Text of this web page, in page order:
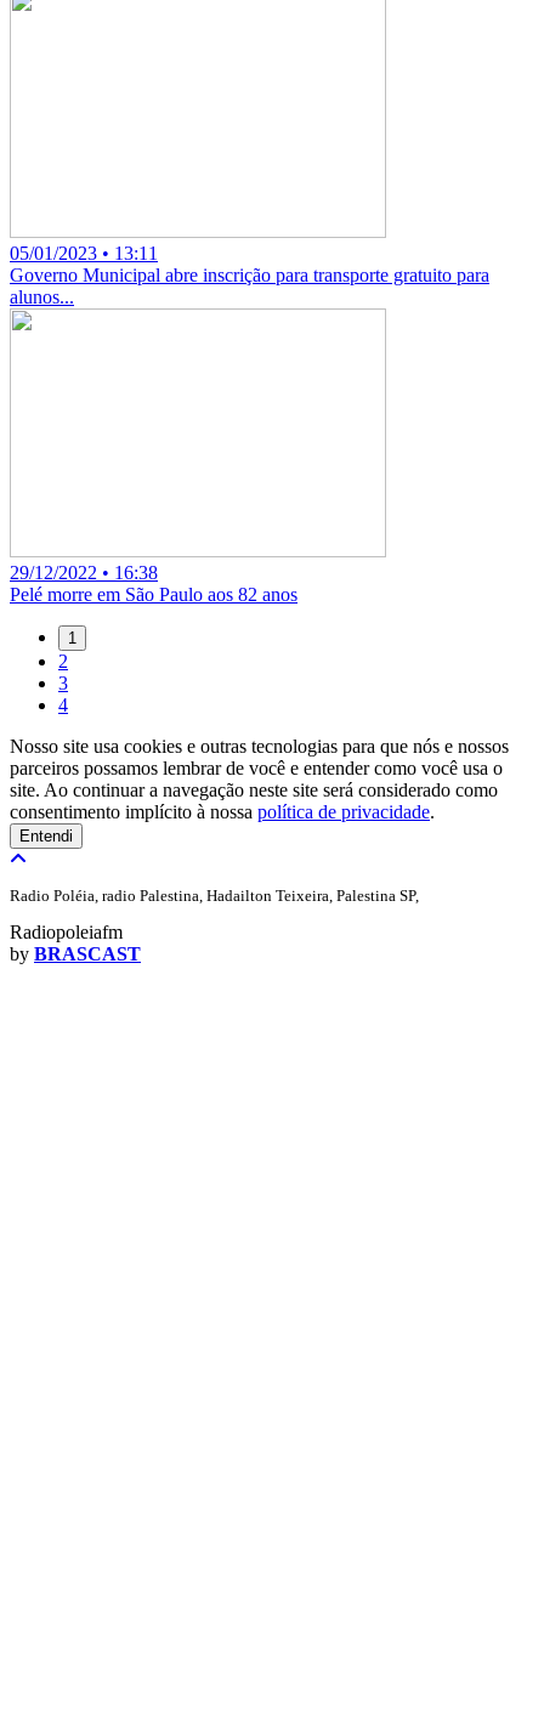
05/01/2023 • 13:11
Governo Municipal abre inscrição para transporte gratuito para
alunos...
29/12/2022 • 16:38
Pelé morre em São Paulo aos 82 anos
1
2
3
4
Nosso site usa cookies e outras tecnologias para que nós e nossos
parceiros possamos lembrar de você e entender como você usa o
site. Ao continuar a navegação neste site será considerado como
consentimento implícito à nossa política de privacidade.
Entendi
Radio Poléia, radio Palestina, Hadailton Teixeira, Palestina SP,
Radiopoleiafm
by BRASCAST